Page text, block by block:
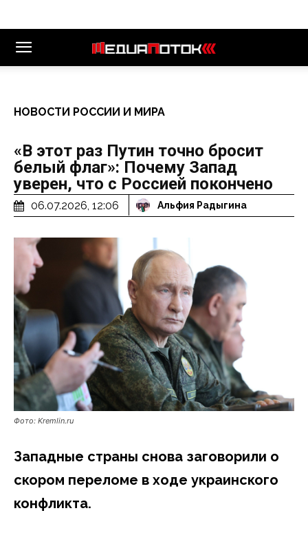
НОВОСТИ РОССИИ И МИРА
«В этот раз Путин точно бросит
белый флаг»: Почему Запад
уверен, что с Россией покончено
06.07.2026, 12:06 Альфия Радыгина
Фото: Kremlin.ru
Западные страны снова заговорили о
скором переломе в ходе украинского
конфликта.